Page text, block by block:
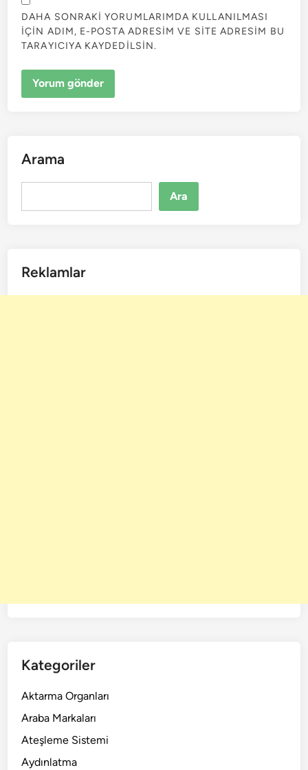
DAHA SONRAKI YORUMLARIMDA KULLANILMASI
IÇIN ADIM, E-POSTA ADRESIM VE SITE ADRESIM BU
TARAYICIYA KAYDEDILSIN.
Arama
Ara
Reklamlar
Kategoriler
Aktarma Organları
Araba Markaları
Ateşleme Sistemi
Aydınlatma